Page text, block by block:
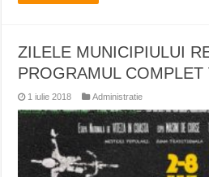
ZILELE MUNICIPIULUI
PROGRAMUL COMPLET
1 iulie 2018 Administratie